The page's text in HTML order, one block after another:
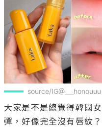
source/
大家是不是總覺得韓國
彈，好像完全沒有唇紋